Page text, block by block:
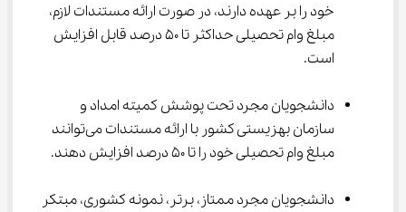
خود را بر عهده دارند، در صورت ارائه مستندات لازم،
مبلغ وام تحصیلی حداکثر تا 50 درصد قابل افزایش
است.
دانشجویان مجرد تحت پوشش کمیته امداد و
سازمان بهزیستی کشور با ارائه مستندات می‌توانند
مبلغ وام تحصیلی خود را تا 50 درصد افزایش دهند.
دانشجویان مجرد ممتاز، برتر، نمونه کشوری، مبتکر